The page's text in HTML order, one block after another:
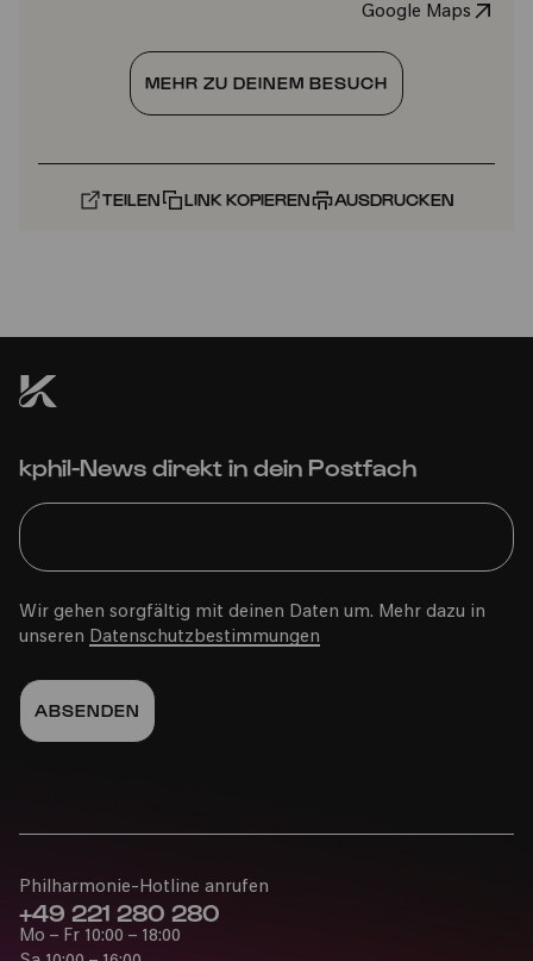
Google Maps
MEHR ZU DEINEM BESUCH
TEILEN LINK KOPIEREN AUSDRUCKEN
kphil-News direkt in dein Postfach
Wir gehen sorgfältig mit deinen Daten um. Mehr dazu in
unseren Datenschutzbestimmungen
Philharmonie-Hotline anrufen
+49 221 280 280
Mo – Fr 10:00 – 18:00